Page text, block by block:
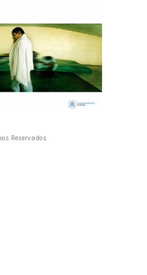
Reservados